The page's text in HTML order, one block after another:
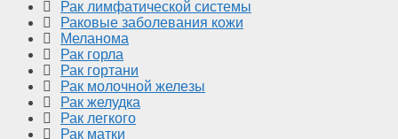
Рак лимфатической системы
Раковые заболевания кожи
Меланома
Рак горла
Рак гортани
Рак молочной железы
Рак желудка
Рак легкого
Рак матки